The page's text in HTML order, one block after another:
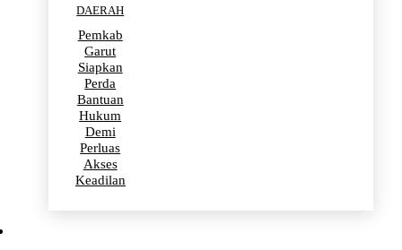
DAERAH
Pemkab
Garut
Siapkan
Perda
Bantuan
Hukum
Demi
Perluas
Akses
Keadilan